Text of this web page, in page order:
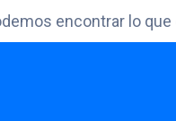
encontrar lo